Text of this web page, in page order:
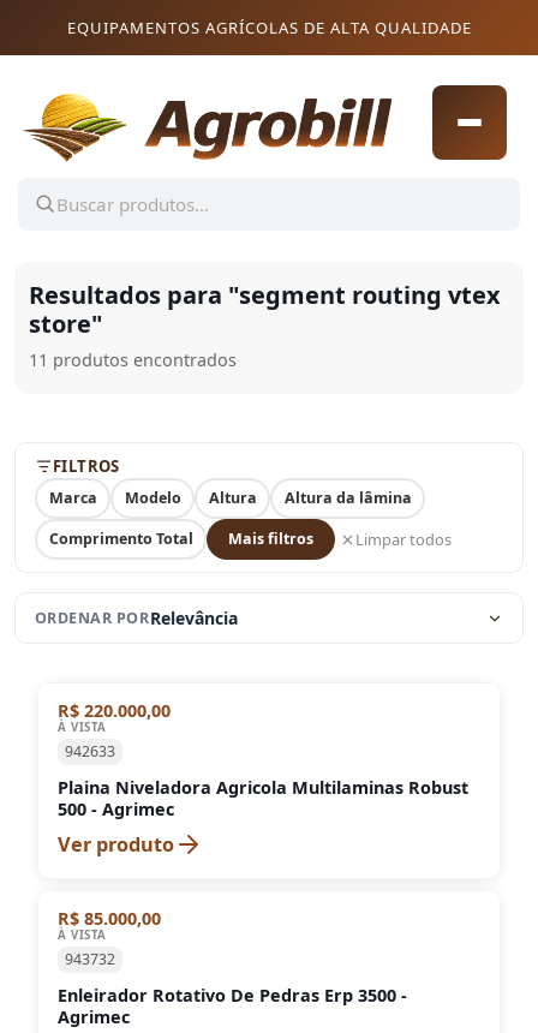
EQUIPAMENTOS AGRÍCOLAS DE ALTA QUALIDADE
Resultados para "segment routing vtex
store"
11 produtos encontrados
FILTROS
Marca Modelo Altura
Altura da lâmina
Comprimento Total
Mais filtros Limpar todos
ORDENAR PORRelevância
R$ 220.000,00
À VISTA
942633
Plaina Niveladora Agricola Multilaminas Robust
500 - Agrimec
Ver produto
R$ 85.000,00
À VISTA
943732
Enleirador Rotativo De Pedras Erp 3500 -
Agrimec